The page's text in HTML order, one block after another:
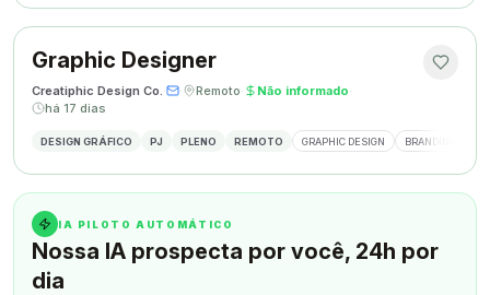
Graphic Designer
Creatiphic Design Co.· · Remoto· Não informado·
há 17 dias
DESIGN GRÁFICO PJ PLENO REMOTO GRAPHIC DESIGN BRANDING
IA PILOTO AUTOMÁTICO
Nossa IA prospecta por você, 24h por
dia